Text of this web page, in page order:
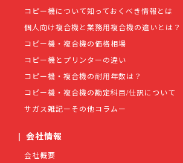
コピー機について知っておくべき情報とは
個人向け複合機と業務用複合機の違いとは？
コピー機・複合機の価格相場
コピー機とプリンターの違い
コピー機・複合機の耐用年数は？
コピー機・複合機の勘定科目/仕訳について
サガス雑記ーその他コラムー
| 会社情報
会社概要